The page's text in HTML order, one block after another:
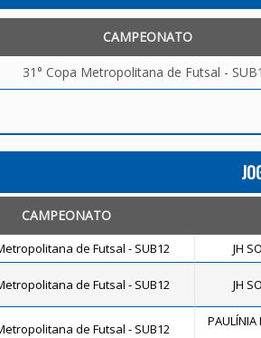
CAMPEONATO
31° Copa Metropolitana de Futsal -
CAMPEONATO
de Futsal - SUB12 JH
de Futsal - SUB12 JH
de Futsal - SUB12 PAULÍNIA